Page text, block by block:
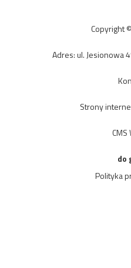
Copyright
Adres: ul. Jesionowa
Strony
CMS
do
Polityka